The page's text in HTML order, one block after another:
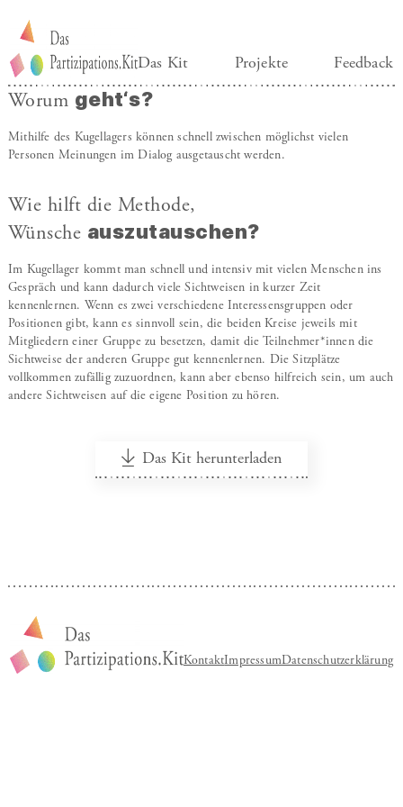
Das Kit Projekte Feedback
Worum geht‘s?
Mithilfe des Kugellagers können schnell zwischen möglichst vielen
Personen Meinungen im Dialog ausgetauscht werden.
Wie hilft die Methode,
Wünsche auszutauschen?
Im Kugellager kommt man schnell und intensiv mit vielen Menschen ins
Gespräch und kann dadurch viele Sichtweisen in kurzer Zeit
kennenlernen. Wenn es zwei verschiedene Interessensgruppen oder
Positionen gibt, kann es sinnvoll sein, die beiden Kreise jeweils mit
Mitgliedern einer Gruppe zu besetzen, damit die Teilnehmer*innen die
Sichtweise der anderen Gruppe gut kennenlernen. Die Sitzplätze
vollkommen zufällig zuzuordnen, kann aber ebenso hilfreich sein, um auch
andere Sichtweisen auf die eigene Position zu hören.
Das Kit herunterladen
KontaktImpressumDatenschutzerklärung